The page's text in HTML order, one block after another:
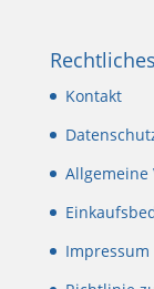
Rechtliches
Kontakt
Allgemeine
Impressum